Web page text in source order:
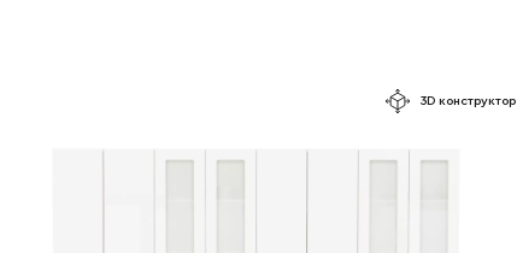
3D конструктор